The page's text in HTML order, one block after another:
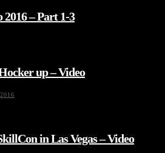
– Part 1-3
up – Video
in Las Vegas – Video